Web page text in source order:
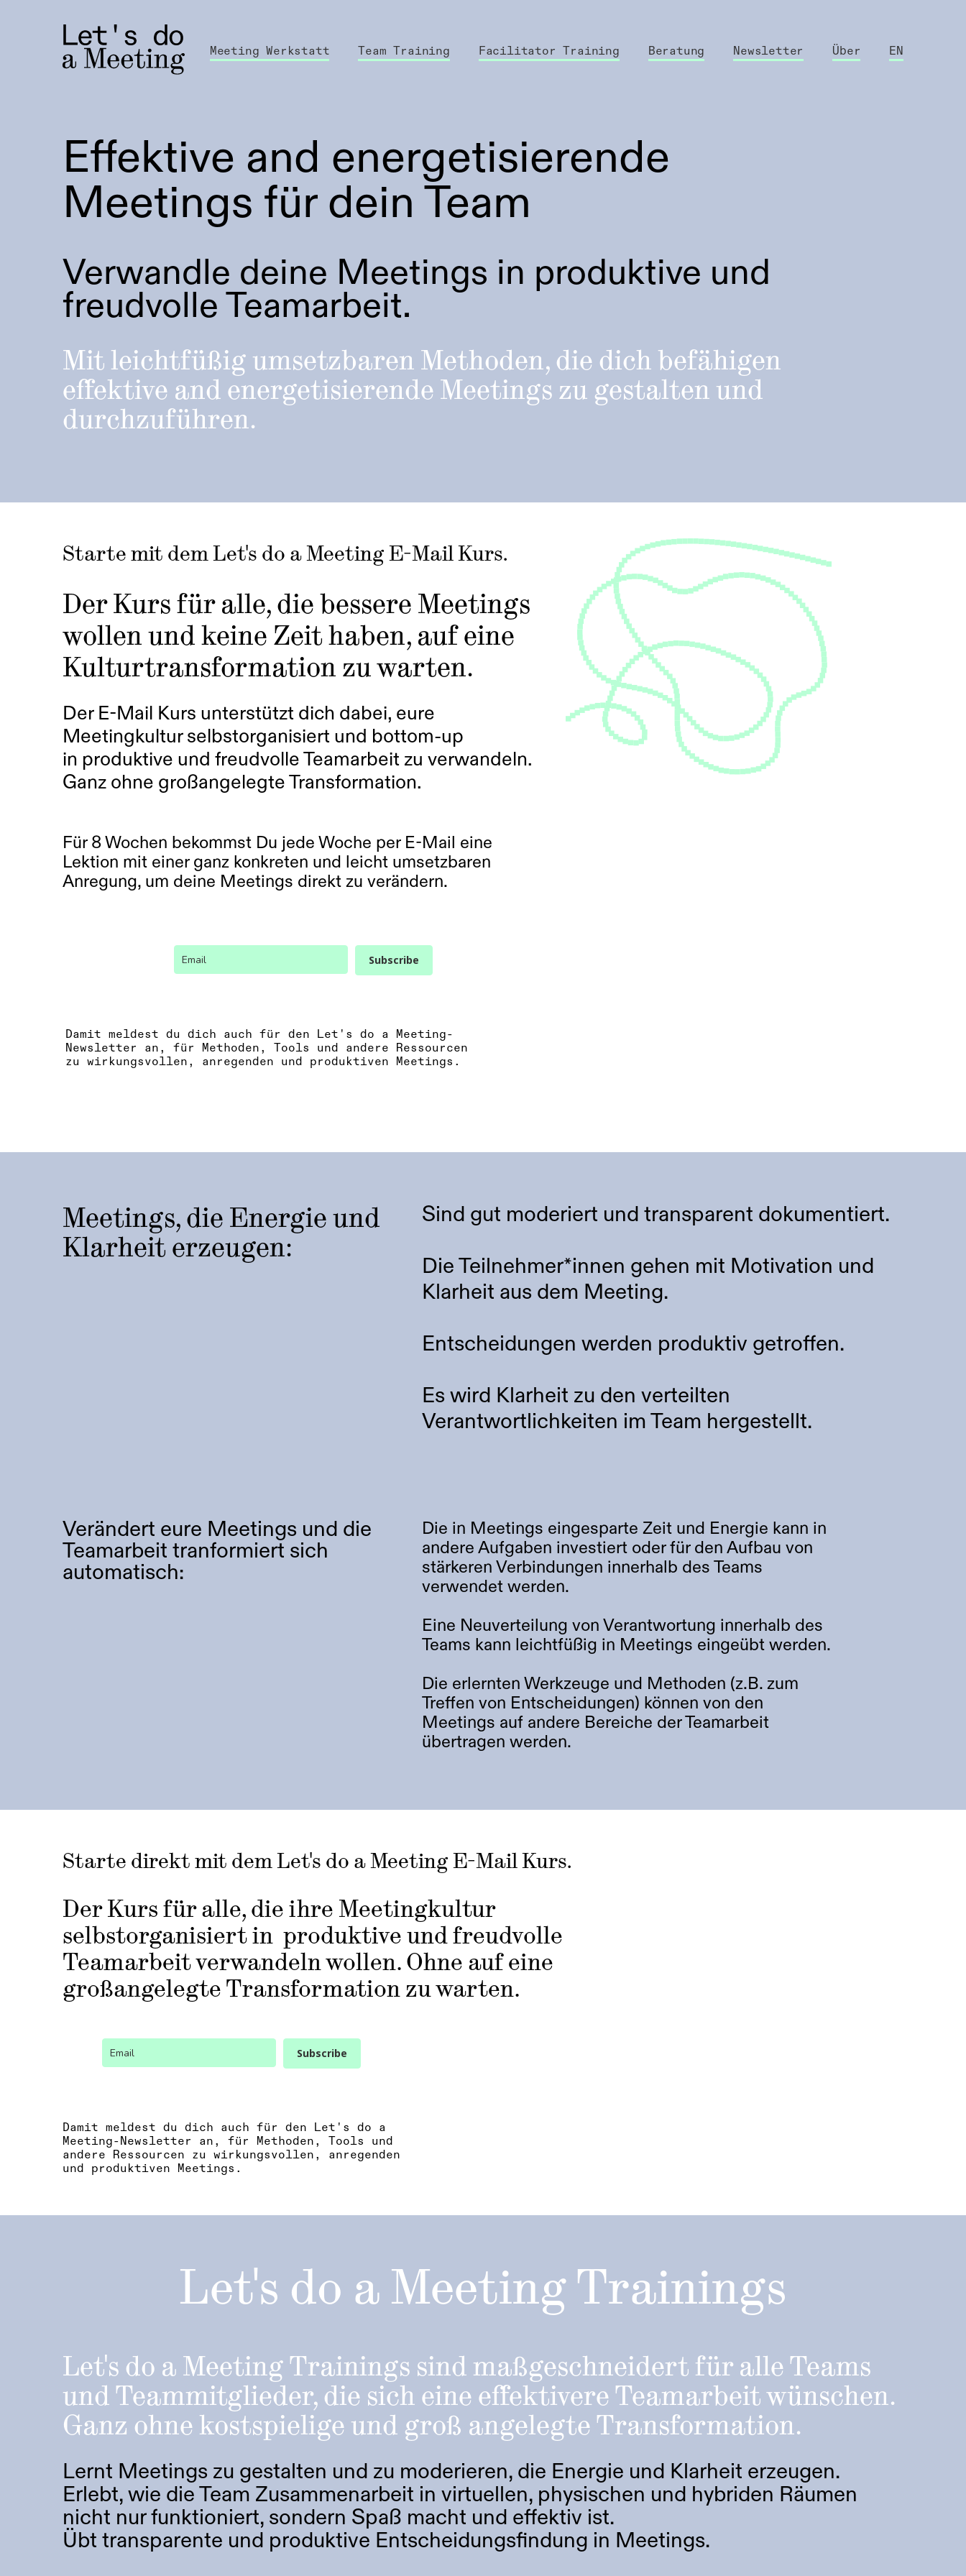
Meeting Werkstatt Team Training Facilitator Training Beratung Newsletter Über EN
Effektive and energetisierende
Meetings für dein Team
Verwandle deine Meetings in produktive und
freudvolle Teamarbeit.
Mit leichtfüßig umsetzbaren Methoden, die dich befähigen
effektive and energetisierende Meetings zu gestalten und
durchzuführen.
Starte mit dem Let's do a Meeting E-Mail Kurs.
Der Kurs für alle, die bessere Meetings
wollen und keine Zeit haben, auf eine
Kulturtransformation zu warten.
Der E-Mail Kurs unterstützt dich dabei, eure
Meetingkultur selbstorganisiert und bottom-up
in produktive und freudvolle Teamarbeit zu verwandeln.
Ganz ohne großangelegte Transformation.
Für 8 Wochen bekommst Du jede Woche per E-Mail eine
Lektion mit einer ganz konkreten und leicht umsetzbaren
Anregung, um deine Meetings direkt zu verändern.
Subscribe
Damit meldest du dich auch für den Let's do a Meeting-
Newsletter an, für Methoden, Tools und andere Ressourcen
zu wirkungsvollen, anregenden und produktiven Meetings.
Meetings, die Energie und
Klarheit erzeugen:
Sind gut moderiert und transparent dokumentiert.
Die Teilnehmer*innen gehen mit Motivation und
Klarheit aus dem Meeting.
Entscheidungen werden produktiv getroffen.
Es wird Klarheit zu den verteilten
Verantwortlichkeiten im Team hergestellt.
Verändert eure Meetings und die
Teamarbeit tranformiert sich
automatisch:
Die in Meetings eingesparte Zeit und Energie kann in
andere Aufgaben investiert oder für den Aufbau von
stärkeren Verbindungen innerhalb des Teams
verwendet werden.
Eine Neuverteilung von Verantwortung innerhalb des
Teams kann leichtfüßig in Meetings eingeübt werden.
Die erlernten Werkzeuge und Methoden (z.B. zum
Treffen von Entscheidungen) können von den
Meetings auf andere Bereiche der Teamarbeit
übertragen werden.
Starte direkt mit dem Let's do a Meeting E-Mail Kurs.
Der Kurs für alle, die ihre Meetingkultur
selbstorganisiert in produktive und freudvolle
Teamarbeit verwandeln wollen.Ohne auf eine
großangelegte Transformation zu warten.
Subscribe
Damit meldest du dich auch für den Let's do a
Meeting-Newsletter an, für Methoden, Tools und
andere Ressourcen zu wirkungsvollen, anregenden
und produktiven Meetings.
Let's do a Meeting Trainings
Let's do a Meeting Trainings sind maßgeschneidert für alle Teams
und Teammitglieder, die sich eine effektivere Teamarbeit wünschen.
Ganz ohne kostspielige und groß angelegte Transformation.
Lernt Meetings zu gestalten und zu moderieren, die Energie und Klarheit erzeugen.
Erlebt, wie die Team Zusammenarbeit in virtuellen, physischen und hybriden Räumen
nicht nur funktioniert, sondern Spaß macht und effektiv ist.
Übt transparente und produktive Entscheidungsfindung in Meetings.